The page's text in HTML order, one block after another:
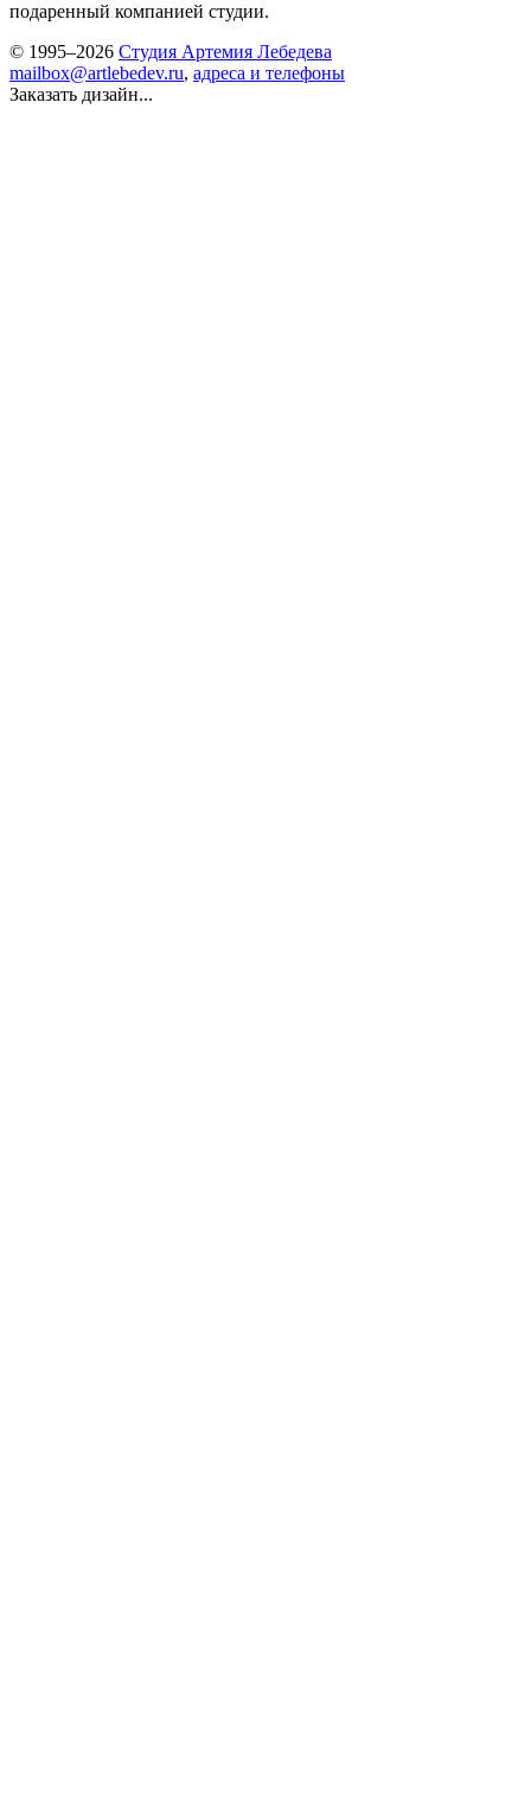
подаренный компанией студии.
© 1995–2026 Студия Артемия Лебедева
mailbox@artlebedev.ru, адреса и телефоны
Заказать дизайн...